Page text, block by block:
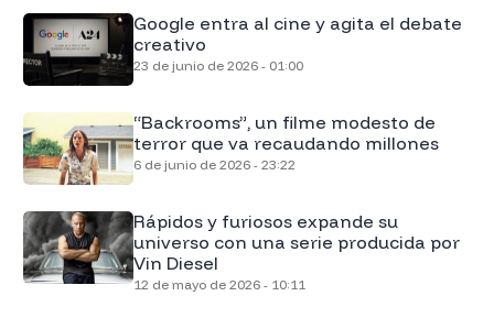
Google entra al cine y agita el debate
creativo
23 de junio de 2026 - 01:00
“Backrooms”, un filme modesto de
terror que va recaudando millones
6 de junio de 2026 - 23:22
Rápidos y furiosos expande su
universo con una serie producida por
Vin Diesel
12 de mayo de 2026 - 10:11